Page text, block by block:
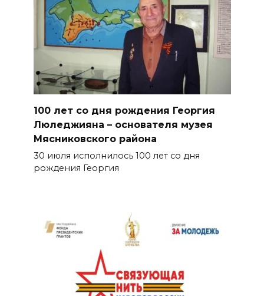
100 лет со дня рождения Георгия
Люледжияна – основателя музея
Мясниковского района
30 июля исполнилось 100 лет со дня
рождения Георгия